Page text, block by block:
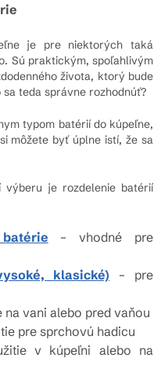
je pre niektorých taká
Sú praktickým, spoľahlivým
života, ktorý bude
teda správne rozhodnúť?
typom batérií do kúpeľne,
môžete byť úplne istí, že sa
je rozdelenie batérií
– vhodné pre
klasické) – pre
na vani alebo pred vaňou
pre sprchovú hadicu
v kúpeľni alebo na